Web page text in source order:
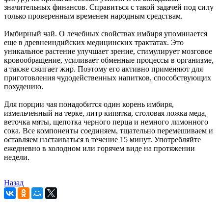
значительных финансов. Справиться с такой задачей под силу
только проверенным временем народным средствам.
Имбирный чай. О лечебных свойствах имбиря упоминается
еще в древнеиндийских медицинских трактатах. Это
уникальное растение улучшает зрение, стимулирует мозговое
кровообращение, усиливает обменные процессы в организме,
а также сжигает жир. Поэтому его активно применяют для
приготовления чудодейственных напитков, способствующих
похудению.
Для порции чая понадобится один корень имбиря,
измельченный на терке, литр кипятка, столовая ложка меда,
веточка мяты, щепотка черного перца и немного лимонного
сока. Все компоненты соединяем, тщательно перемешиваем и
оставляем настаиваться в течение 15 минут. Употребляйте
ежедневно в холодном или горячем виде на протяжении
недели.
Назад